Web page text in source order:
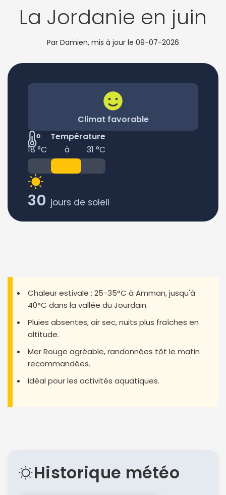
La Jordanie en juin
Par Damien, mis à jour le 09-07-2026
Climat favorable
Température
18 °C
à 31 °C
30 jours de soleil
Chaleur estivale : 25-35°C à Amman, jusqu'à
40°C dans la vallée du Jourdain.
Pluies absentes, air sec, nuits plus fraîches en
altitude.
Mer Rouge agréable, randonnées tôt le matin
recommandées.
Idéal pour les activités aquatiques.
Historique météo